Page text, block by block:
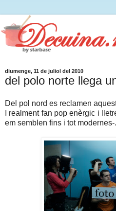
diumenge, 11 de juliol del 2010
del polo norte llega
Del pol nord es reclamen
I realment fan pop enèrgic i
em semblen fins i tot